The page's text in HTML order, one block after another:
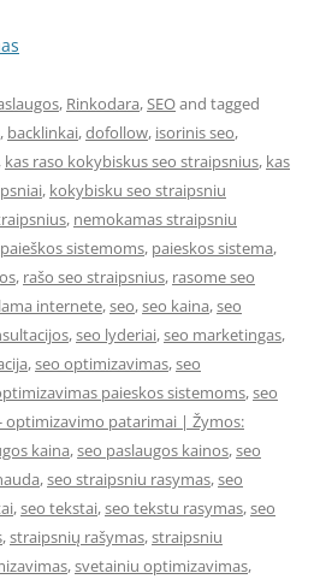
, Rinkodara,SEOand tagged
, backlinkai,dofollow, isorinis seo,
, kas raso kokybiskus seo straipsnius, kas
, kokybisku seo straipsniu
, nemokamas straipsniu
sistemoms, paieskos sistema,
, rašo seo straipsnius, rasome seo
internete,seo,seo kaina,seo
,seo lyderiai,seo marketingas,
,seo optimizavimas,seo
paieskos sistemoms,seo
optimizavimo patarimai | Žymos:
kaina,seo paslaugos kainos,seo
,seo straipsniu rasymas,seo
,seo tekstai,seo tekstu rasymas,seo
,straipsnių rašymas,straipsniu
,svetainiu optimizavimas,